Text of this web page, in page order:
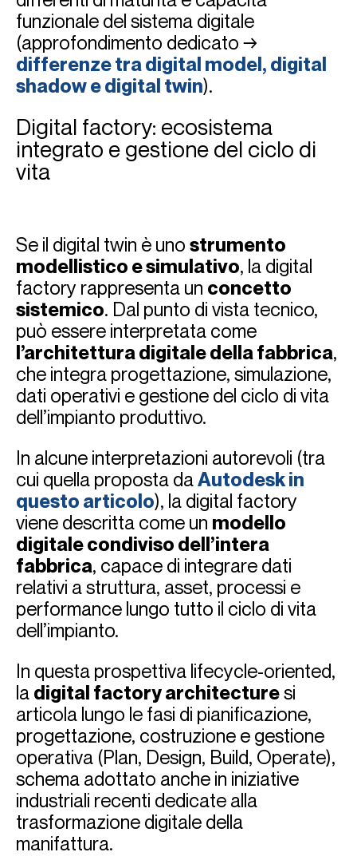
funzionale del sistema digitale
(approfondimento dedicato →
differenze tra digital model, digital
shadow e digital twin).
Digital factory: ecosistema
integrato e gestione del ciclo di
vita
Se il digital twin è uno strumento
modellistico e simulativo, la digital
factory rappresenta un concetto
sistemico. Dal punto di vista tecnico,
può essere interpretata come
l’architettura digitale della fabbrica,
che integra progettazione, simulazione,
dati operativi e gestione del ciclo di vita
dell’impianto produttivo.
In alcune interpretazioni autorevoli (tra
cui quella proposta daAutodesk in
questo articolo), la digital factory
viene descritta come un modello
digitale condiviso dell’intera
fabbrica, capace di integrare dati
relativi a struttura, asset, processi e
performance lungo tutto il ciclo di vita
dell’impianto.
In questa prospettiva lifecycle-oriented,
la digital factory architecturesi
articola lungo le fasi di pianificazione,
progettazione, costruzione e gestione
operativa (Plan, Design, Build, Operate),
schema adottato anche in iniziative
industriali recenti dedicate alla
trasformazione digitale della
manifattura.